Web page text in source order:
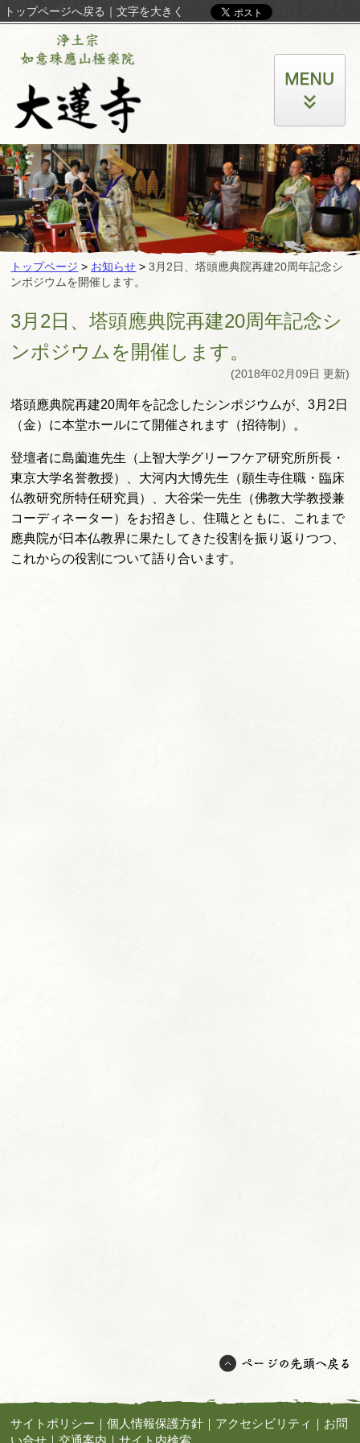
トップページへ戻る ｜ 文字を大きく
トップページ > お知らせ >3月2日、塔頭應典院再建20周年記念シ
ンポジウムを開催します。
3月2日、塔頭應典院再建20周年記念シ
ンポジウムを開催します。
(2018年02月09日 更新)
塔頭應典院再建20周年を記念したシンポジウムが、3月2日
（金）に本堂ホールにて開催されます（招待制）。
登壇者に島薗進先生（上智大学グリーフケア研究所所長・
東京大学名誉教授）、大河内大博先生（願生寺住職・臨床
仏教研究所特任研究員）、大谷栄一先生（佛教大学教授兼
コーディネーター）をお招きし、住職とともに、これまで
應典院が日本仏教界に果たしてきた役割を振り返りつつ、
これからの役割について語り合います。
サイトポリシー ｜個人情報保護方針 ｜ アクセシビリティ ｜ お問
い合せ ｜交通案内 ｜サイト内検索